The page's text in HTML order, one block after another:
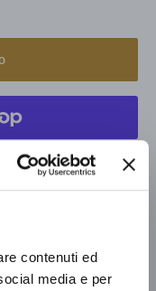
contenuti ed
media e per